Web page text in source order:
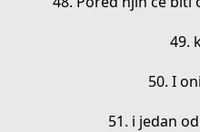
49.
50. I
51. i jedan